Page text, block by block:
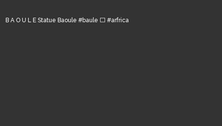
B A O U L E Statue Baoule #baule ⬜️ #arfrica